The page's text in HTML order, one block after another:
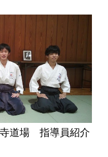
道場 指導員紹介